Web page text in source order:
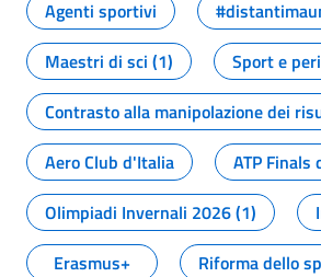
Agenti sportivi
Maestri di sci (1)
Sport e
Contrasto alla manipolazione dei
Aero Club d'Italia
ATP Finals
Olimpiadi Invernali 2026 (1)
Erasmus+
Riforma dello